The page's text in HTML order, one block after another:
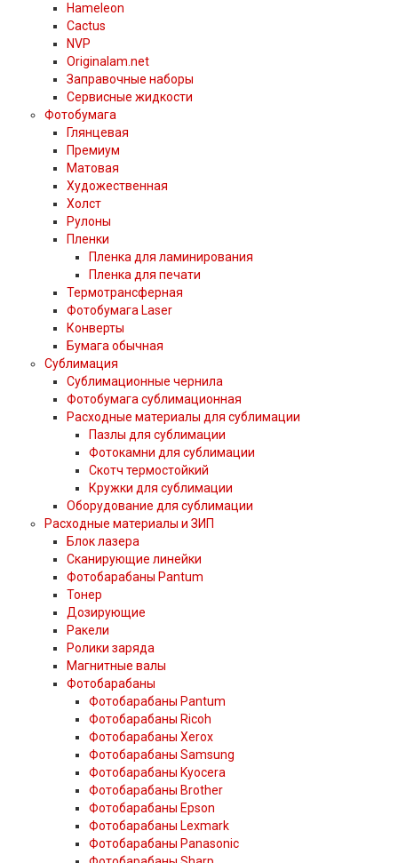
Hameleon
Cactus
NVP
Originalam.net
Заправочные наборы
Сервисные жидкости
Фотобумага
Глянцевая
Премиум
Матовая
Художественная
Холст
Рулоны
Пленки
Пленка для ламинирования
Пленка для печати
Термотрансферная
Фотобумага Laser
Конверты
Бумага обычная
Сублимация
Сублимационные чернила
Фотобумага сублимационная
Расходные материалы для сублимации
Пазлы для сублимации
Фотокамни для сублимации
Скотч термостойкий
Кружки для сублимации
Оборудование для сублимации
Расходные материалы и ЗИП
Блок лазера
Сканирующие линейки
Фотобарабаны Pantum
Тонер
Дозирующие
Ракели
Ролики заряда
Магнитные валы
Фотобарабаны
Фотобарабаны Pantum
Фотобарабаны Ricoh
Фотобарабаны Xerox
Фотобарабаны Samsung
Фотобарабаны Kyocera
Фотобарабаны Brother
Фотобарабаны Epson
Фотобарабаны Lexmark
Фотобарабаны Panasonic